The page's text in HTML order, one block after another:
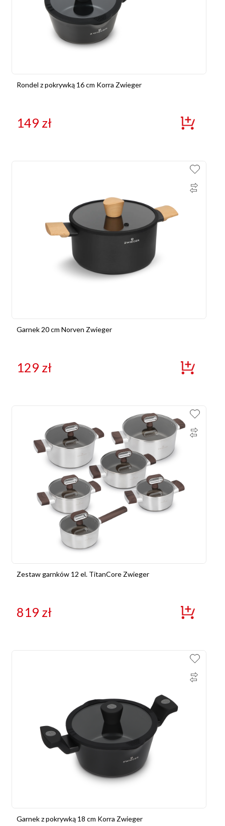
Rondel z pokrywką 16 cm Korra Zwieger
149 zł
Garnek 20 cm Norven Zwieger
129 zł
Zestaw garnków 12 el. TitanCore Zwieger
819 zł
Garnek z pokrywką 18 cm Korra Zwieger